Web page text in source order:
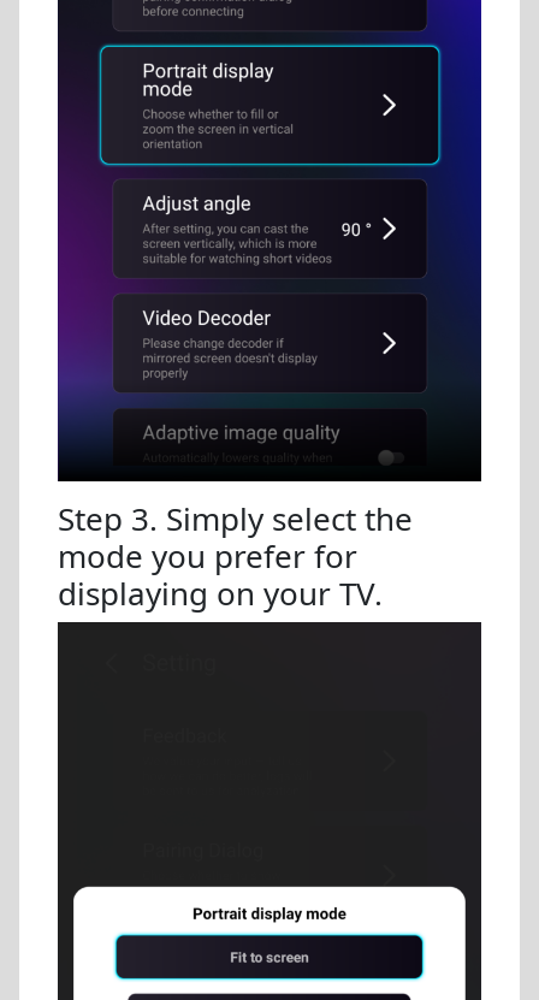
Step 3. Simply select the
mode you prefer for
displaying on your TV.